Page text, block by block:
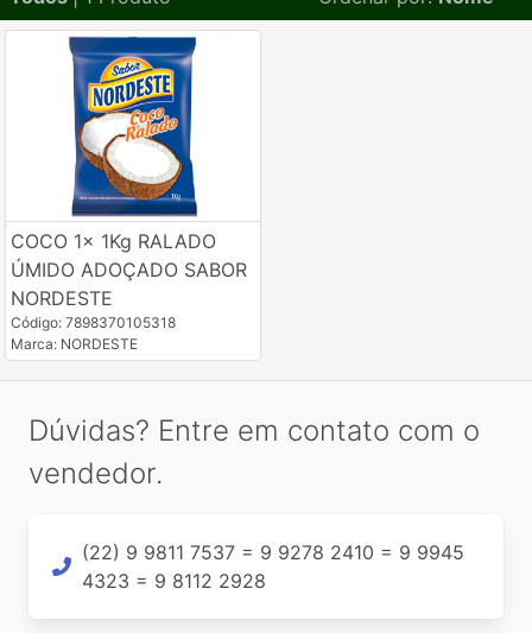
COCO 1x 1Kg RALADO
ÚMIDO ADOÇADO SABOR
NORDESTE
Código: 7898370105318
Marca: NORDESTE
Dúvidas? Entre em contato com o
vendedor.
(22) 9 9811 7537 = 9 9278 2410 = 9 9945
4323 = 9 8112 2928